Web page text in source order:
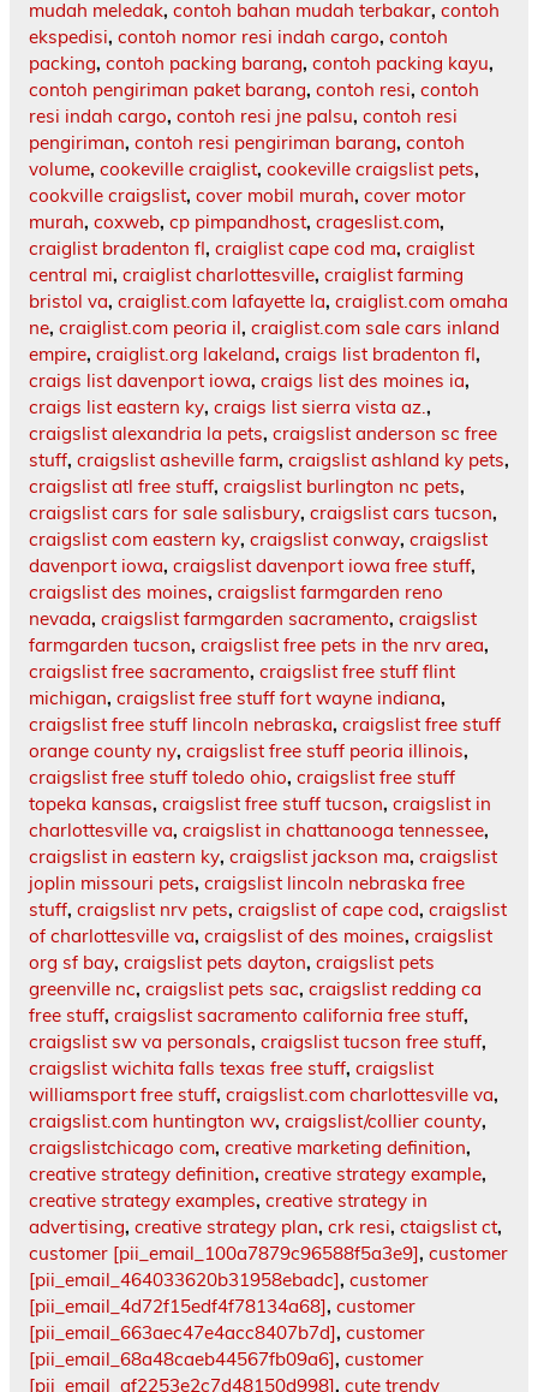
mudah meledak, contoh bahan mudah terbakar, contoh
ekspedisi, contoh nomor resi indah cargo, contoh
packing, contoh packing barang, contoh packing kayu,
contoh pengiriman paket barang, contoh resi, contoh
resi indah cargo, contoh resi jne palsu, contoh resi
pengiriman, contoh resi pengiriman barang, contoh
volume, cookeville craiglist, cookeville craigslist pets,
cookville craigslist, cover mobil murah, cover motor
murah, coxweb, cp pimpandhost, crageslist.com,
craiglist bradenton fl, craiglist cape cod ma, craiglist
central mi, craiglist charlottesville, craiglist farming
bristol va, craiglist.com lafayette la, craiglist.com omaha
ne, craiglist.com peoria il, craiglist.com sale cars inland
empire, craiglist.org lakeland, craigs list bradenton fl,
craigs list davenport iowa, craigs list des moines ia,
craigs list eastern ky, craigs list sierra vista az.,
craigslist alexandria la pets, craigslist anderson sc free
stuff, craigslist asheville farm, craigslist ashland ky pets,
craigslist atl free stuff, craigslist burlington nc pets,
craigslist cars for sale salisbury, craigslist cars tucson,
craigslist com eastern ky, craigslist conway, craigslist
davenport iowa, craigslist davenport iowa free stuff,
craigslist des moines, craigslist farmgarden reno
nevada, craigslist farmgarden sacramento, craigslist
farmgarden tucson, craigslist free pets in the nrv area,
craigslist free sacramento, craigslist free stuff flint
michigan, craigslist free stuff fort wayne indiana,
craigslist free stuff lincoln nebraska, craigslist free stuff
orange county ny, craigslist free stuff peoria illinois,
craigslist free stuff toledo ohio, craigslist free stuff
topeka kansas, craigslist free stuff tucson, craigslist in
charlottesville va, craigslist in chattanooga tennessee,
craigslist in eastern ky, craigslist jackson ma, craigslist
joplin missouri pets, craigslist lincoln nebraska free
stuff, craigslist nrv pets, craigslist of cape cod, craigslist
of charlottesville va, craigslist of des moines, craigslist
org sf bay, craigslist pets dayton, craigslist pets
greenville nc, craigslist pets sac, craigslist redding ca
free stuff, craigslist sacramento california free stuff,
craigslist sw va personals, craigslist tucson free stuff,
craigslist wichita falls texas free stuff, craigslist
williamsport free stuff, craigslist.com charlottesville va,
craigslist.com huntington wv, craigslist/collier county,
craigslistchicago com, creative marketing definition,
creative strategy definition, creative strategy example,
creative strategy examples, creative strategy in
advertising, creative strategy plan, crk resi, ctaigslist ct,
customer [pii_email_100a7879c96588f5a3e9], customer
[pii_email_464033620b31958ebadc], customer
[pii_email_4d72f15edf4f78134a68], customer
[pii_email_663aec47e4acc8407b7d], customer
[pii_email_68a48caeb44567fb09a6], customer
[pii_email_af2253e2c7d48150d998], cute trendy